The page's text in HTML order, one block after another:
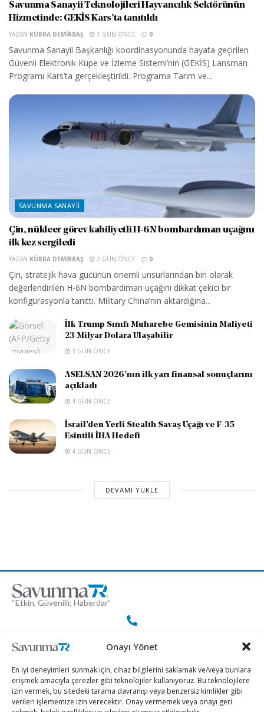
Onayı Yönet
En iyi deneyimleri sunmak için, cihaz bilgilerini saklamak ve/veya bunlara
erişmek amacıyla çerezler gibi teknolojiler kullanıyoruz. Bu teknolojilere
izin vermek, bu sitedeki tarama davranışı veya benzersiz kimlikler gibi
verileri işlememize izin verecektir. Onay vermemek veya onayı geri
Savunma Sanayii Teknolojileri Hayvancılık Sektörünün
Hizmetinde: GEKİS Kars’ta tanıtıldı
YAZAN KÜBRA DEMIRBAŞ 1 GÜN ÖNCE 0
Savunma Sanayii Başkanlığı koordinasyonunda hayata geçirilen
Güvenli Elektronik Küpe ve İzleme Sistemi’nin (GEKİS) Lansman
Programı Kars’ta gerçekleştirildi. Programa Tarım ve...
SAVUNMA SANAYII
Çin, nükleer görev kabiliyetli H-6N bombardıman uçağını
ilk kez sergiledi
YAZAN KÜBRA DEMIRBAŞ 2 GÜN ÖNCE 0
Çin, stratejik hava gücünün önemli unsurlarından biri olarak
değerlendirilen H-6N bombardıman uçağını dikkat çekici bir
konfigürasyonla tanıttı. Military China’nın aktardığına...
İlk Trump Sınıfı Muharebe Gemisinin Maliyeti
23 Milyar Dolara Ulaşabilir
3 GÜN ÖNCE
ASELSAN 2026’nın ilk yarı finansal sonuçlarını
açıkladı
4 GÜN ÖNCE
İsrail’den Yerli Stealth Savaş Uçağı ve F-35
Esintili İHA Hedefi
4 GÜN ÖNCE
DEVAMI YÜKLE
“Etkin, Güvenilir, Haberdar”
+90 530 308 17 96
iletisim@savunmatr.com